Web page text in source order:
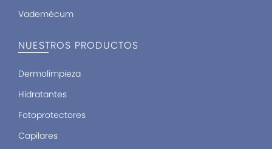
Vademécum
NUESTROS PRODUCTOS
Dermolimpieza
Hidratantes
Fotoprotectores
Capilares